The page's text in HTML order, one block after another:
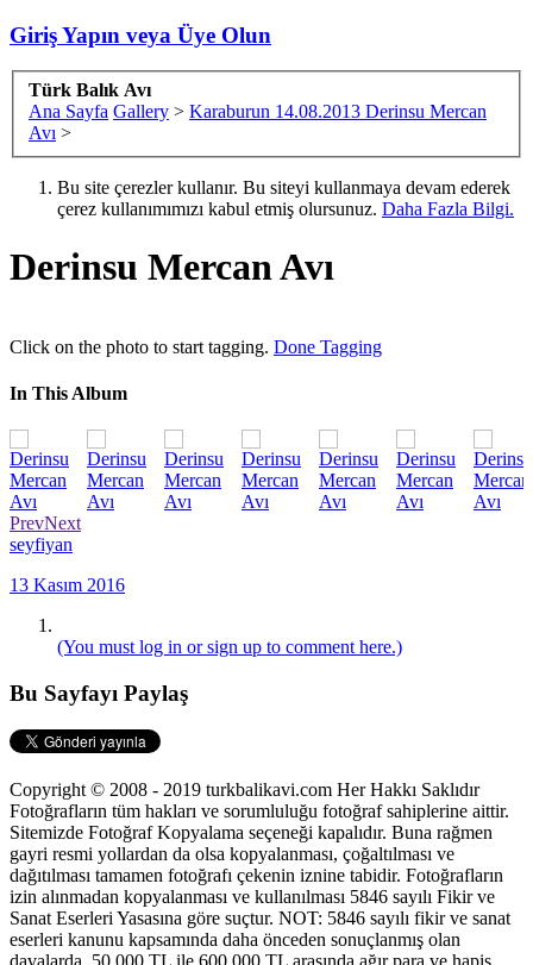
Giriş Yapın veya Üye Olun
Türk Balık Avı
Ana Sayfa Gallery > Karaburun 14.08.2013 Derinsu Mercan
Avı >
Bu site çerezler kullanır. Bu siteyi kullanmaya devam ederek
çerez kullanımımızı kabul etmiş olursunuz. Daha Fazla Bilgi.
Derinsu Mercan Avı
Click on the photo to start tagging. Done Tagging
In This Album
PrevNext
seyfiyan
13 Kasım 2016
(You must log in or sign up to comment here.)
Bu Sayfayı Paylaş
Copyright © 2008 - 2019 turkbalikavi.com Her Hakkı Saklıdır
Fotoğrafların tüm hakları ve sorumluluğu fotoğraf sahiplerine aittir.
Sitemizde Fotoğraf Kopyalama seçeneği kapalıdır. Buna rağmen
gayri resmi yollardan da olsa kopyalanması, çoğaltılması ve
dağıtılması tamamen fotoğrafı çekenin iznine tabidir. Fotoğrafların
izin alınmadan kopyalanması ve kullanılması 5846 sayılı Fikir ve
Sanat Eserleri Yasasına göre suçtur. NOT: 5846 sayılı fikir ve sanat
eserleri kanunu kapsamında daha önceden sonuçlanmış olan
davalarda, 50,000 TL ile 600,000 TL arasında ağır para ve hapis